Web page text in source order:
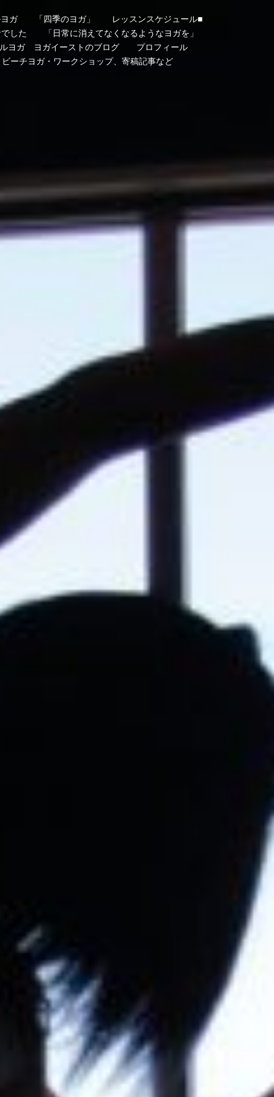
ガ 「四季のヨガ」
レッスンスケジュール■
した
「日常に消えてなくなるようなヨガを」
ヨガ ヨガイーストのブログ
プロフィール
ーチヨガ・ワークショップ、寄稿記事など